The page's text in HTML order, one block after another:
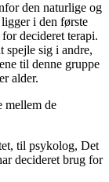
den naturlige og
i den første
decideret terapi.
spejle sig i andre,
til denne gruppe
alder.
mellem de
til psykolog, Det
decideret brug for